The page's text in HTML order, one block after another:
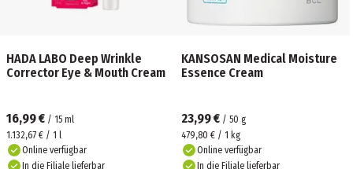
HADA LABO Deep Wrinkle
Corrector Eye & Mouth Cream
16,99 € / 15 ml
1.132,67 € / 1 l
Online verfügbar
In die Filiale lieferbar
KANSOSAN Medical Moisture
Essence Cream
23,99 € / 50 g
479,80 € / 1 kg
Online verfügbar
In die Filiale lieferbar